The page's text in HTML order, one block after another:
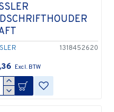
1318452620